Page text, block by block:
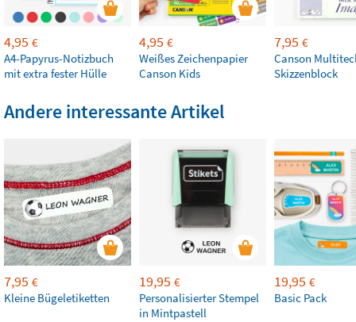
4,95 €
A4-Papyrus-Notizbuch
mit extra fester Hülle
4,95 €
Weißes Zeichenpapier
Canson Kids
7,95 €
Canson
Skizzenblock
Andere interessante Artikel
7,95 €
Kleine Bügeletiketten
19,95 €
Personalisierter Stempel
in Mintpastell
19,95 €
Basic Pack